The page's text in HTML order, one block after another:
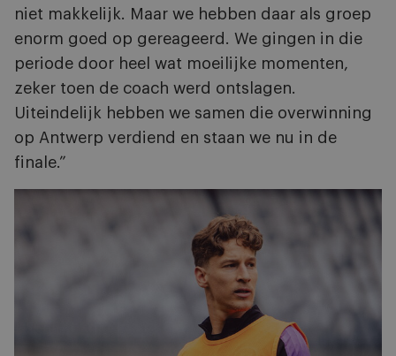
niet makkelijk. Maar we hebben daar als groep
enorm goed op gereageerd. We gingen in die
periode door heel wat moeilijke momenten,
zeker toen de coach werd ontslagen.
Uiteindelijk hebben we samen die overwinning
op Antwerp verdiend en staan we nu in de
finale.”